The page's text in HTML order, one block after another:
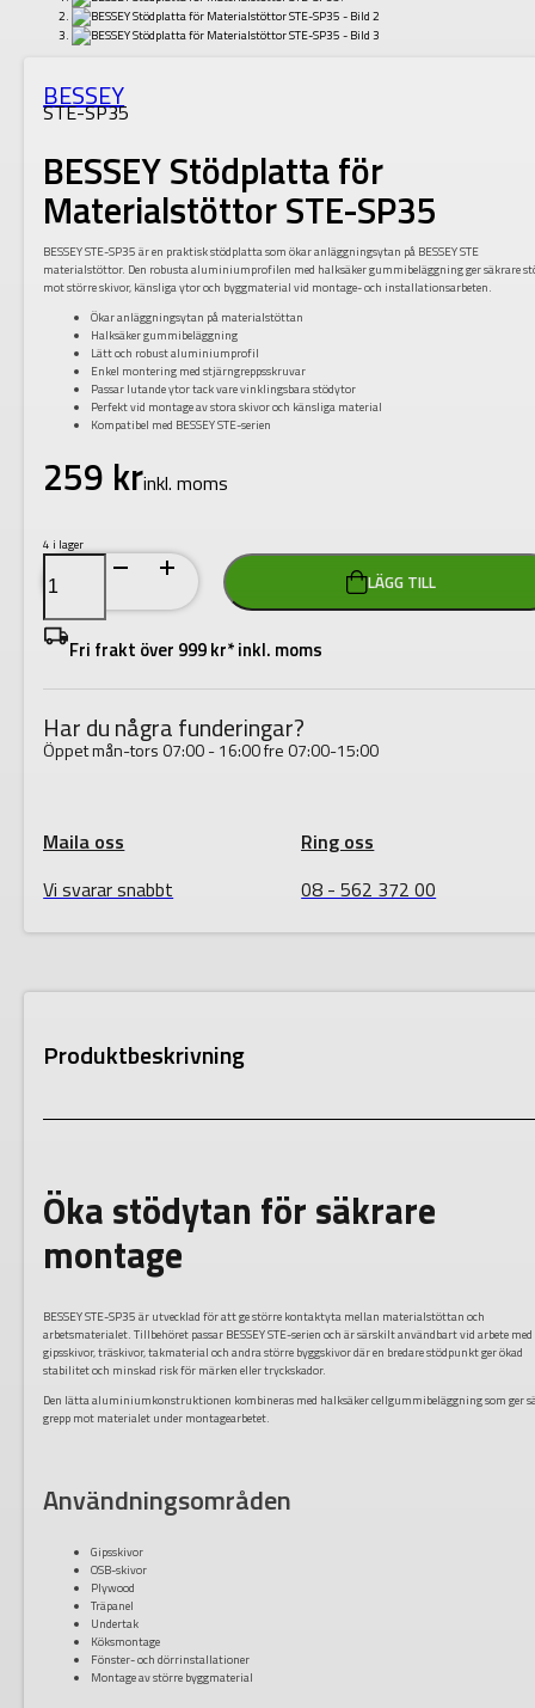
BESSEY
STE-SP35
BESSEY Stödplatta för
Materialstöttor STE-SP35
BESSEY STE-SP35 är en praktisk stödplatta som ökar anläggningsytan på BESSEY STE
materialstöttor. Den robusta aluminiumprofilen med halksäker gummibeläggning ger säkrare
mot större skivor, känsliga ytor och byggmaterial vid montage- och installationsarbeten.
Ökar anläggningsytan på materialstöttan
Halksäker gummibeläggning
Lätt och robust aluminiumprofil
Enkel montering med stjärngreppsskruvar
Passar lutande ytor tack vare vinklingsbara stödytor
Perfekt vid montage av stora skivor och känsliga material
Kompatibel med BESSEY STE-serien
259 krinkl. moms
4 i lager
BESSEY
Stödplatta
för
Materialstöttor
STE-
SP35
LÄGG TILL
Fri frakt över 999 kr* inkl. moms
Har du några funderingar?
Öppet mån-tors 07:00 - 16:00 fre 07:00-15:00
Maila oss
Vi svarar snabbt
Ring oss
08 - 562 372 00
Produktbeskrivning
Öka stödytan för säkrare
montage
BESSEY STE-SP35 är utvecklad för att ge större kontaktyta mellan materialstöttan och
arbetsmaterialet. Tillbehöret passar BESSEY STE-serien och är särskilt användbart vid arbete med
gipsskivor, träskivor, takmaterial och andra större byggskivor där en bredare stödpunkt ger ökad
stabilitet och minskad risk för märken eller tryckskador.
Den lätta aluminiumkonstruktionen kombineras med halksäker cellgummibeläggning som ger
grepp mot materialet under montagearbetet.
Användningsområden
Gipsskivor
OSB-skivor
Plywood
Träpanel
Undertak
Köksmontage
Fönster- och dörrinstallationer
Montage av större byggmaterial